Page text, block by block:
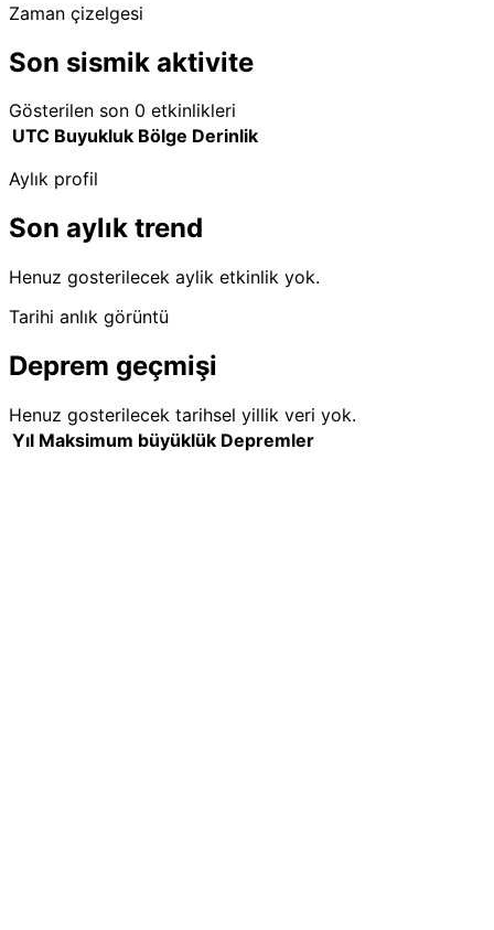
Zaman çizelgesi
Son sismik aktivite
Gösterilen son 0 etkinlikleri
UTC Buyukluk Bölge Derinlik
Aylık profil
Son aylık trend
Henuz gosterilecek aylik etkinlik yok.
Tarihi anlık görüntü
Deprem geçmişi
Henuz gosterilecek tarihsel yillik veri yok.
Yıl Maksimum büyüklük Depremler